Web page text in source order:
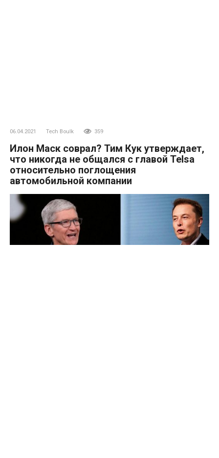
06.04.2021 Tech Boulk 359
Илон Маск соврал? Тим Кук утверждает,
что никогда не общался с главой Telsa
относительно поглощения
автомобильной компании